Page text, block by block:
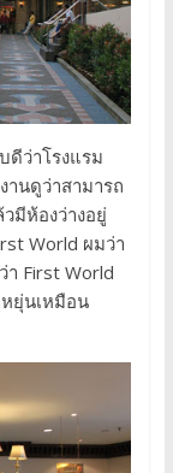
ดีว่าโรงแรม
นดูว่าสามารถ
มีห้องว่างอยู่
World ผมว่า
า First World
ยุ่นเหมือน